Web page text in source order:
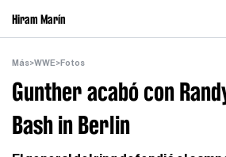
Hiram Marín
Más>WWE>Fotos
Gunther acabó con
Bash in Berlin